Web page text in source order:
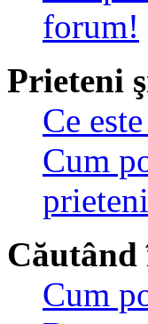
forum!
Prieteni
Ce
Cum
Cum